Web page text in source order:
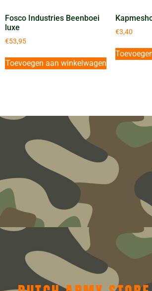
Fosco Industries Beenboei
luxe
€53,95
Toevoegen aan winkelwagen
€3,40